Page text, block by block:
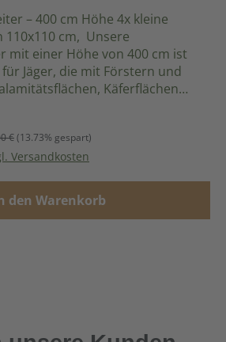
400 cm Höhe 4x kleine
cm, Unsere
mit einer Höhe von 400 cm ist
Jäger, die mit Förstern und
Käferflächen
im Wald und
durch Rot- und Rehwild
durch Schwarzwild zu
werden und so für ein
Preis:
€(13.73% gespart)
Versandkosten
den Warenkorb